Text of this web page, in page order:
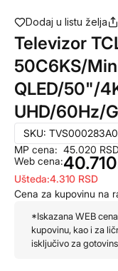
Dodaj u listu želja
Televizor
50C6KS/
QLED/50"/
UHD/60Hz/
SKU:
MP cena:
Web cena:
45.020 RSD
40.710
Ušteda:4.310 RSD
Cena za kupovinu na
*Iskazana WEB
kupovinu, kao i za
isključivo za